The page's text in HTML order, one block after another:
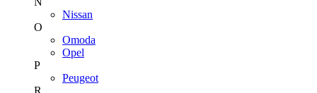
Nissan
O
Omoda
Opel
P
Peugeot
R